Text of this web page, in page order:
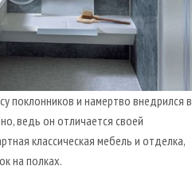
поклонников и намертво внедрился в
ведь он отличается своей
классическая мебель и отделка,
на полках.